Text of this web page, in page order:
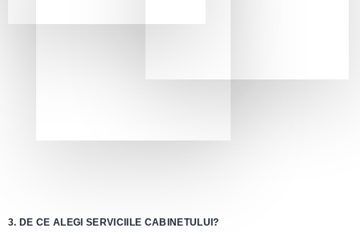
3. DE CE ALEGI SERVICIILE CABINETULUI?